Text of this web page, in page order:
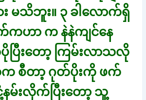
မသိဘူး။ ၃ ခါလောက်ရှိ
ကဟာ က နဲနဲကျင်နေ
ြီးတော့ ကြမ်းလာသလို
က စီတာ့ ဂုတ်ပိုးကို ဖက်
မ်းလိုက်ပြီးတော့ သူ့